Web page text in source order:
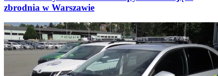
zbrodnia w Warszawie